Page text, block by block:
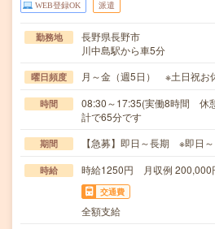
WEB登録OK 派遣
勤務地
長野県長野市
川中島駅から車5分
曜日頻度 月～金（週5日） ※土日祝お
時間
08:30～17:35(実働8時間 休
計で65分です
期間 【急募】即日～長期 ※即日～
時給 時給1250円 月収例 200,000
交通費
全額支給